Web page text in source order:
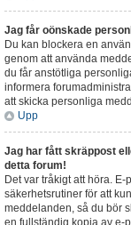
Jag får oönskade
Du kan blockera en
genom att använda
du får anstötliga
informera
att skicka personliga
Upp
Jag har fått skräppost
detta forum!
Det var tråkigt att höra.
säkerhetsrutiner för att
meddelanden, så du bör
en fullständig kopia av e-